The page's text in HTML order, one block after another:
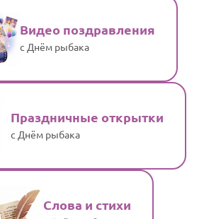
Видео поздравления
с Днём рыбака
Праздничные открытки
с Днём рыбака
Слова и стихи